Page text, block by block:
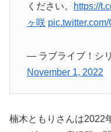
ください。
https://
ヶ咲
— ラブライブ！シ
November 1, 2022
楠木ともりさんは2022